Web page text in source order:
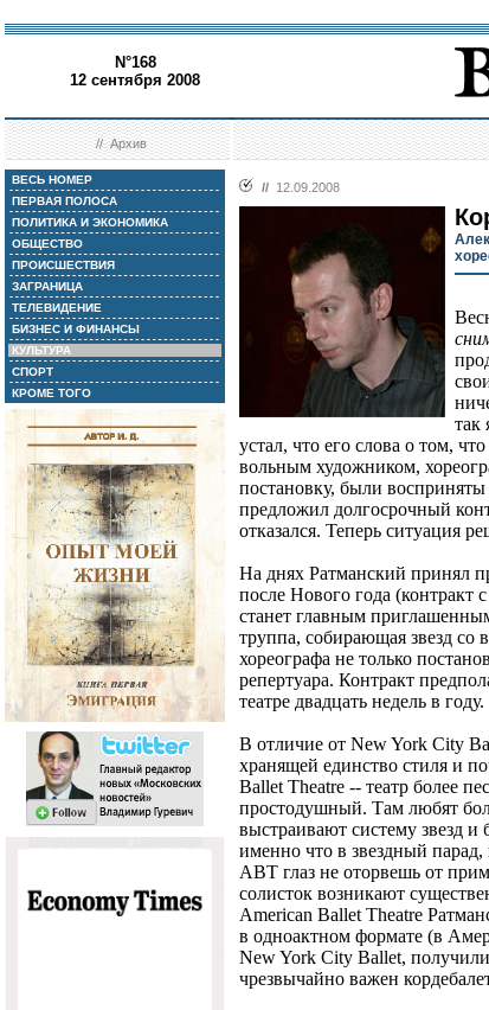
N°168
12 сентября 2008
//Архив
ВЕСЬ НОМЕР
ПЕРВАЯ ПОЛОСА
ПОЛИТИКА И ЭКОНОМИКА
ОБЩЕСТВО
ПРОИСШЕСТВИЯ
ЗАГРАНИЦА
ТЕЛЕВИДЕНИЕ
БИЗНЕС И ФИНАНСЫ
КУЛЬТУРА
СПОРТ
КРОМЕ ТОГО
// 12.09.2008
так
устал, что его слова о том,
вольным художником,
постановку, были
предложил долгосрочный
отказался. Теперь ситуация
На днях Ратманский принял
после Нового года (контракт
станет главным
труппа, собирающая звезд со
хореографа не только
репертуара. Контракт
театре двадцать недель в году.
В отличие от New York City
хранящей единство стиля и
Ballet Theatre -- театр более
простодушный. Там любят
выстраивают систему звезд и
именно что в звездный парад,
ABT глаз не оторвешь от
солисток возникают
American Ballet Theatre
в одноактном формате (в
New York City Ballet,
чрезвычайно важен